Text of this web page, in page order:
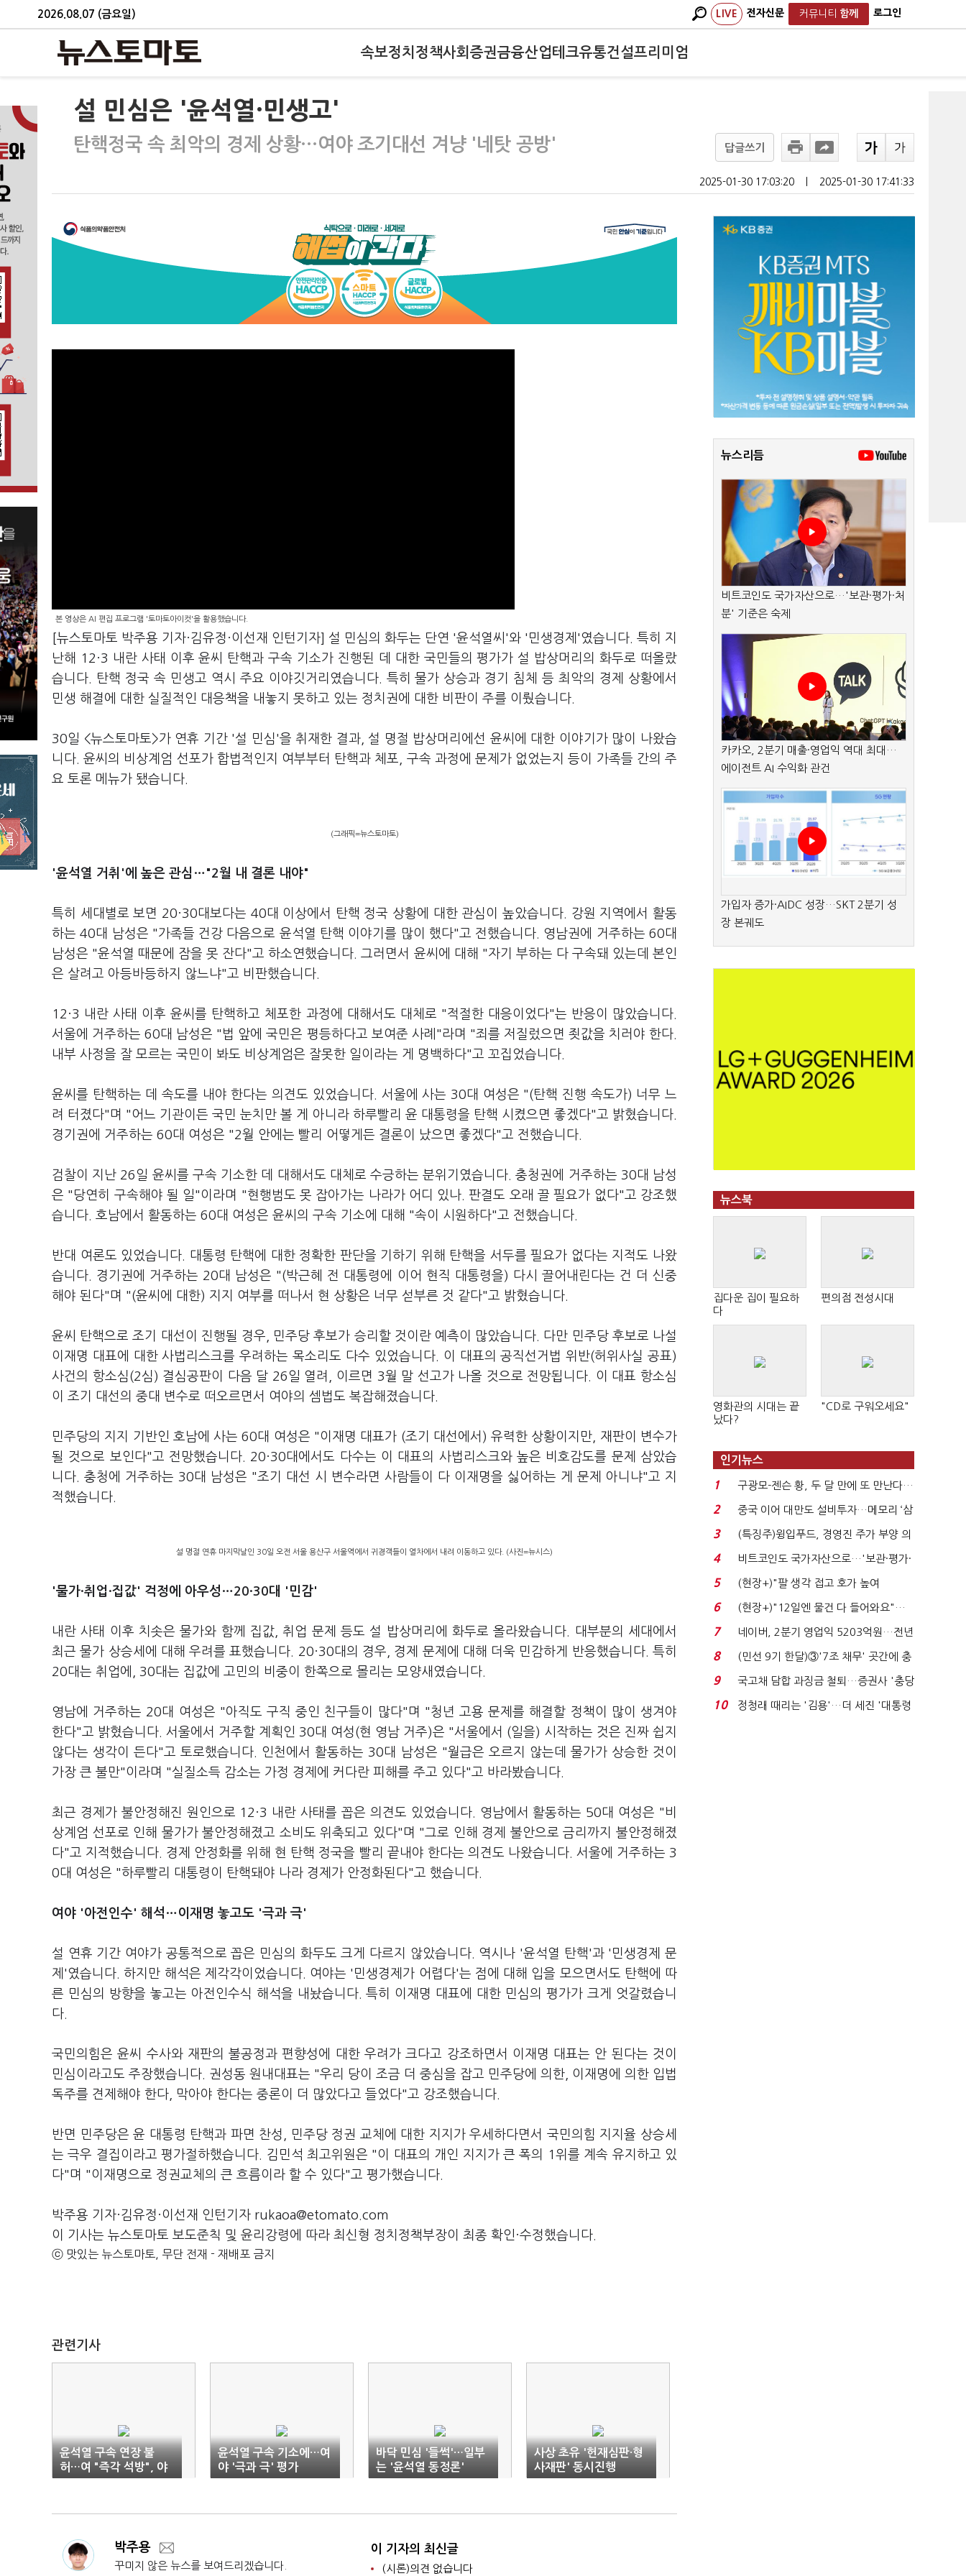
2026.08.07 (금요일) LIVE 전자신문 커뮤니티 함께 로그인
속보정치 정책사회 증권금융산업테크유통건설프리미엄
설 민심은 '윤석열·민생고'
탄핵정국 속 최악의 경제 상황…여야 조기대선 겨냥 '네탓 공방' 답글쓰기
2025-01-30 17:03:20 2025-01-30 17:41:33
본 영상은 AI 편집 프로그램 '토마토아이컷'을 활용했습니다.
[뉴스토마토 박주용 기자·김유정·이선재 인턴기자] 설 민심의 화두는 단연 '윤석열씨'와 '민생경제'였습니다. 특히 지
난해 12·3 내란 사태 이후 윤씨 탄핵과 구속 기소가 진행된 데 대한 국민들의 평가가 설 밥상머리의 화두로 떠올랐
습니다. 탄핵 정국 속 민생고 역시 주요 이야깃거리였습니다. 특히 물가 상승과 경기 침체 등 최악의 경제 상황에서
민생 해결에 대한 실질적인 대응책을 내놓지 못하고 있는 정치권에 대한 비판이 주를 이뤘습니다.
30일 <뉴스토마토>가 연휴 기간 '설 민심'을 취재한 결과, 설 명절 밥상머리에선 윤씨에 대한 이야기가 많이 나왔습
니다. 윤씨의 비상계엄 선포가 합법적인지 여부부터 탄핵과 체포, 구속 과정에 문제가 없었는지 등이 가족들 간의 주
요 토론 메뉴가 됐습니다.
(그래픽=뉴스토마토)
'윤석열 거취'에 높은 관심…"2월 내 결론 내야"
특히 세대별로 보면 20·30대보다는 40대 이상에서 탄핵 정국 상황에 대한 관심이 높았습니다. 강원 지역에서 활동
하는 40대 남성은 "가족들 건강 다음으로 윤석열 탄핵 이야기를 많이 했다"고 전했습니다. 영남권에 거주하는 60대
남성은 "윤석열 때문에 잠을 못 잔다"고 하소연했습니다. 그러면서 윤씨에 대해 "자기 부하는 다 구속돼 있는데 본인
은 살려고 아등바등하지 않느냐"고 비판했습니다.
12·3 내란 사태 이후 윤씨를 탄핵하고 체포한 과정에 대해서도 대체로 "적절한 대응이었다"는 반응이 많았습니다.
서울에 거주하는 60대 남성은 "법 앞에 국민은 평등하다고 보여준 사례"라며 "죄를 저질렀으면 죗값을 치러야 한다.
내부 사정을 잘 모르는 국민이 봐도 비상계엄은 잘못한 일이라는 게 명백하다"고 꼬집었습니다.
윤씨를 탄핵하는 데 속도를 내야 한다는 의견도 있었습니다. 서울에 사는 30대 여성은 "(탄핵 진행 속도가) 너무 느
려 터졌다"며 "어느 기관이든 국민 눈치만 볼 게 아니라 하루빨리 윤 대통령을 탄핵 시켰으면 좋겠다"고 밝혔습니다.
경기권에 거주하는 60대 여성은 "2월 안에는 빨리 어떻게든 결론이 났으면 좋겠다"고 전했습니다.
검찰이 지난 26일 윤씨를 구속 기소한 데 대해서도 대체로 수긍하는 분위기였습니다. 충청권에 거주하는 30대 남성
은 "당연히 구속해야 될 일"이라며 "현행범도 못 잡아가는 나라가 어디 있나. 판결도 오래 끌 필요가 없다"고 강조했
습니다. 호남에서 활동하는 60대 여성은 윤씨의 구속 기소에 대해 "속이 시원하다"고 전했습니다.
반대 여론도 있었습니다. 대통령 탄핵에 대한 정확한 판단을 기하기 위해 탄핵을 서두를 필요가 없다는 지적도 나왔
습니다. 경기권에 거주하는 20대 남성은 "(박근혜 전 대통령에 이어 현직 대통령을) 다시 끌어내린다는 건 더 신중
해야 된다"며 "(윤씨에 대한) 지지 여부를 떠나서 현 상황은 너무 섣부른 것 같다"고 밝혔습니다.
윤씨 탄핵으로 조기 대선이 진행될 경우, 민주당 후보가 승리할 것이란 예측이 많았습니다. 다만 민주당 후보로 나설
이재명 대표에 대한 사법리스크를 우려하는 목소리도 다수 있었습니다. 이 대표의 공직선거법 위반(허위사실 공표)
사건의 항소심(2심) 결심공판이 다음 달 26일 열려, 이르면 3월 말 선고가 나올 것으로 전망됩니다. 이 대표 항소심
이 조기 대선의 중대 변수로 떠오르면서 여야의 셈법도 복잡해졌습니다.
민주당의 지지 기반인 호남에 사는 60대 여성은 "이재명 대표가 (조기 대선에서) 유력한 상황이지만, 재판이 변수가
될 것으로 보인다"고 전망했습니다. 20·30대에서도 다수는 이 대표의 사법리스크와 높은 비호감도를 문제 삼았습
니다. 충청에 거주하는 30대 남성은 "조기 대선 시 변수라면 사람들이 다 이재명을 싫어하는 게 문제 아니냐"고 지
적했습니다.
설 명절 연휴 마지막날인 30일 오전 서울 용산구 서울역에서 귀경객들이 열차에서 내려 이동하고 있다. (사진=뉴시스)
'물가·취업 ·집값' 걱정에 아우성 …20·30대 '민감'
내란 사태 이후 치솟은 물가와 함께 집값, 취업 문제 등도 설 밥상머리에 화두로 올라왔습니다. 대부분의 세대에서
최근 물가 상승세에 대해 우려를 표했습니다. 20·30대의 경우, 경제 문제에 대해 더욱 민감하게 반응했습니다. 특히
20대는 취업에, 30대는 집값에 고민의 비중이 한쪽으로 몰리는 모양새였습니다.
영남에 거주하는 20대 여성은 "아직도 구직 중인 친구들이 많다"며 "청년 고용 문제를 해결할 정책이 많이 생겨야
한다"고 밝혔습니다. 서울에서 거주할 계획인 30대 여성(현 영남 거주)은 "서울에서 (일을) 시작하는 것은 진짜 쉽지
않다는 생각이 든다"고 토로했습니다. 인천에서 활동하는 30대 남성은 "월급은 오르지 않는데 물가가 상승한 것이
가장 큰 불만"이라며 "실질소득 감소는 가정 경제에 커다란 피해를 주고 있다"고 바라봤습니다.
최근 경제가 불안정해진 원인으로 12·3 내란 사태를 꼽은 의견도 있었습니다. 영남에서 활동하는 50대 여성은 "비
상계엄 선포로 인해 물가가 불안정해졌고 소비도 위축되고 있다"며 "그로 인해 경제 불안으로 금리까지 불안정해졌
다"고 지적했습니다. 경제 안정화를 위해 현 탄핵 정국을 빨리 끝내야 한다는 의견도 나왔습니다. 서울에 거주하는 3
0대 여성은 "하루빨리 대통령이 탄핵돼야 나라 경제가 안정화된다"고 했습니다.
여야 '아전인수' 해석…이재명 놓고도 '극과 극'
설 연휴 기간 여야가 공통적으로 꼽은 민심의 화두도 크게 다르지 않았습니다. 역시나 '윤석열 탄핵'과 '민생경제 문
제'였습니다. 하지만 해석은 제각각이었습니다. 여야는 '민생경제가 어렵다'는 점에 대해 입을 모으면서도 탄핵에 따
른 민심의 방향을 놓고는 아전인수식 해석을 내놨습니다. 특히 이재명 대표에 대한 민심의 평가가 크게 엇갈렸습니
다.
국민의힘은 윤씨 수사와 재판의 불공정과 편향성에 대한 우려가 크다고 강조하면서 이재명 대표는 안 된다는 것이
민심이라고도 주장했습니다. 권성동 원내대표는 "우리 당이 조금 더 중심을 잡고 민주당에 의한, 이재명에 의한 입법
독주를 견제해야 한다, 막아야 한다는 중론이 더 많았다고 들었다"고 강조했습니다.
반면 민주당은 윤 대통령 탄핵과 파면 찬성, 민주당 정권 교체에 대한 지지가 우세하다면서 국민의힘 지지율 상승세
는 극우 결집이라고 평가절하했습니다. 김민석 최고위원은 "이 대표의 개인 지지가 큰 폭의 1위를 계속 유지하고 있
다"며 "이재명으로 정권교체의 큰 흐름이라 할 수 있다"고 평가했습니다.
박주용 기자·김유정·이선재 인턴기자 rukaoa@etomato.com
이 기사는 뉴스토마토 보도준칙 및 윤리강령에 따라 최신형 정치정책부장이 최종 확인·수정했습니다.
ⓒ 맛있는 뉴스토마토, 무단 전재 - 재배포 금지
관련기사
윤석열 구속 연장 불
허…여 "즉각 석방", 야
"기소해야"
윤석열 구속 기소에…여
야 '극과 극' 평가
바닥 민심 '들썩'…일부
는 '윤석열 동정론'
사상 초유 '헌재심판·형
사재판' 동시진행
박주용
꾸미지 않은 뉴스를 보여드리겠습니다.
이 기자의 최신글
(시론)의견 없습니다
뉴스리듬
비트코인도 국가자산으로…'보관·평가·처
분' 기준은 숙제
카카오, 2분기 매출·영업익 역대 최대…
에이전트 AI 수익화 관건
가입자 증가·AIDC 성장…SKT 2분기 성
장 본궤도
뉴스북
집다운 집이 필요하
다
편의점 전성시대
영화관의 시대는 끝
났다?
"CD로 구워오세요"
인기뉴스
1
구광모-젠슨 황, 두 달 만에 또 만난다…
로봇·AI 등 논...
2
중국 이어 대만도 설비투자…메모리 ‘삼
국전쟁’
3
(특징주)윙입푸드, 경영진 주가 부양 의
지에 상한가...
4
비트코인도 국가자산으로…'보관·평가·
처분' 기준은 ...
5
(현장+)"팔 생각 접고 호가 높여
요"…'덜 똘똘한 한 채' 20...
6
(현장+)"12일엔 물건 다 들어와요"…
빈 매대 채우며 문 연 ...
7
네이버, 2분기 영업익 5203억원…전년
비 0.2% 감소...
8
(민선 9기 한달)③'7조 채무' 곳간에 충
격…추미애, 20년...
9
국고채 담합 과징금 철퇴…증권사 '충당
금 폭탄' 우려...
10
정청래 때리는 '김용'…더 세진 '대통령